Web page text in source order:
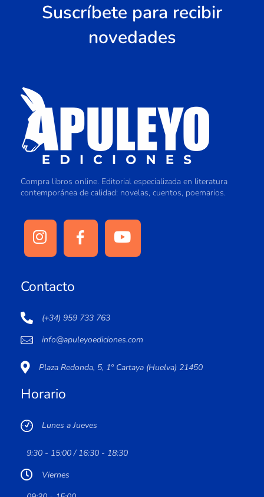
Suscríbete para recibir
novedades
Compra libros online. Editorial especializada en literatura
contemporánea de calidad: novelas, cuentos, poemarios.
Contacto
(+34) 959 733 763
info@apuleyoediciones.com
Plaza Redonda, 5, 1º Cartaya (Huelva) 21450
Horario
Lunes a Jueves
9:30 - 15:00 / 16:30 - 18:30
Viernes